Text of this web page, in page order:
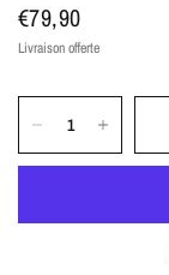
€79,90
Livraison offerte